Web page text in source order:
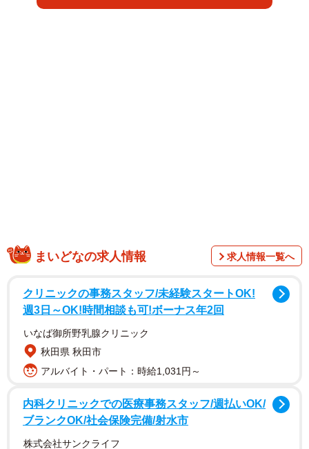
ばかり、片付ける人の身になって考えられないのかーー
中には代わりに戻してあげたという人も。「自分がカー
ト置き場に戻しに行くついでに置きっぱなしのカートも一
まいどなの求人情報 求人情報一覧へ
クリニックの事務スタッフ/未経験スタートOK!
週3日～OK!時間相談も可!ボーナス年2回
いなば御所野乳腺クリニック
秋田県 秋田市
アルバイト・パート：時給1,031円～
内科クリニックでの医療事務スタッフ/週払いOK/
ブランクOK/社会保険完備/射水市
株式会社サンクライフ